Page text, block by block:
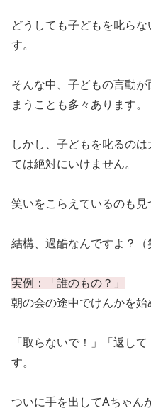
どうしても子どもを叱ら
す。
そんな中、子どもの言動
まうことも多々あります。
しかし、子どもを叱るの
ては絶対にいけません。
笑いをこらえているのも見
結構、過酷なんですよ？（
実例：「誰のもの？」
朝の会の途中でけんかを始
「取らないで！」「返し
す。
ついに手を出してAちゃん